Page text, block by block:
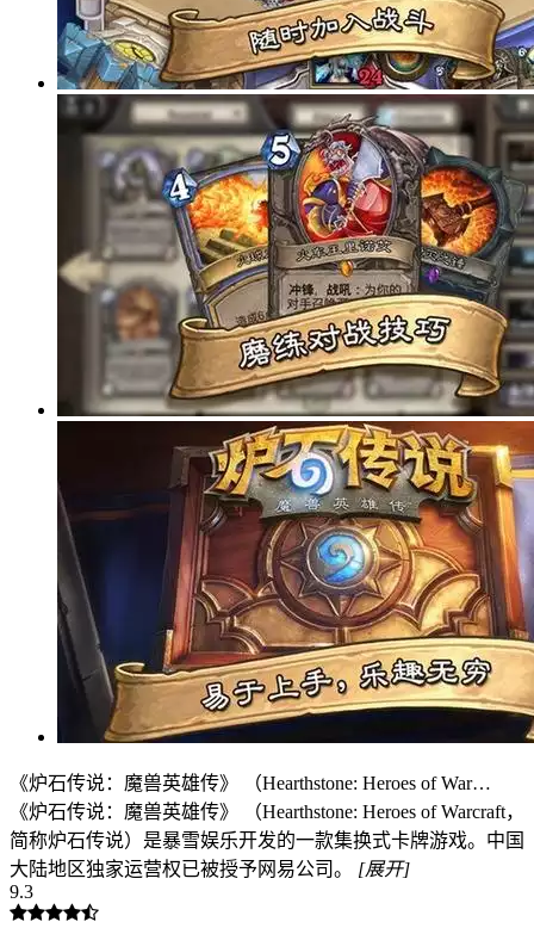
《炉石传说：魔兽英雄传》 （Hearthstone: Heroes of War…
《炉石传说：魔兽英雄传》 （Hearthstone: Heroes of Warcraft，
简称炉石传说）是暴雪娱乐开发的一款集换式卡牌游戏。中国
大陆地区独家运营权已被授予网易公司。
[展开]
9.3